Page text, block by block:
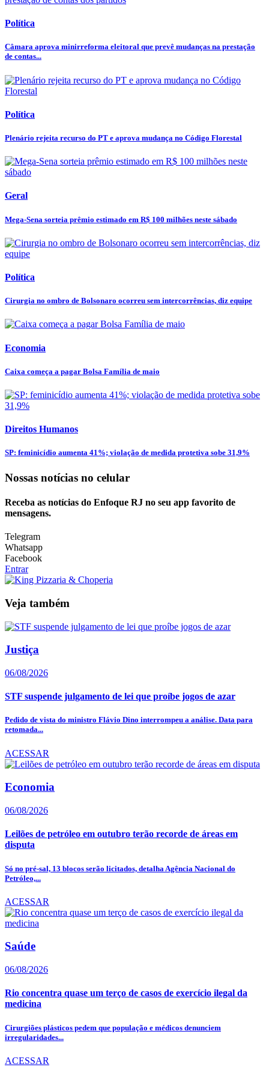
Política
Câmara aprova minirreforma eleitoral que prevê mudanças na prestação
de contas...
Política
Plenário rejeita recurso do PT e aprova mudança no Código Florestal
Geral
Mega-Sena sorteia prêmio estimado em R$ 100 milhões neste sábado
Política
Cirurgia no ombro de Bolsonaro ocorreu sem intercorrências, diz equipe
Economia
Caixa começa a pagar Bolsa Família de maio
Direitos Humanos
SP: feminicídio aumenta 41%; violação de medida protetiva sobe 31,9%
Nossas notícias no celular
Receba as notícias do Enfoque RJ no seu app favorito de
mensagens.
Telegram
Whatsapp
Facebook
Entrar
Veja também
Justiça
06/08/2026
STF suspende julgamento de lei que proíbe jogos de azar
Pedido de vista do ministro Flávio Dino interrompeu a análise. Data para
retomada...
ACESSAR
Economia
06/08/2026
Leilões de petróleo em outubro terão recorde de áreas em
disputa
Só no pré-sal, 13 blocos serão licitados, detalha Agência Nacional do
Petróleo,...
ACESSAR
Saúde
06/08/2026
Rio concentra quase um terço de casos de exercício ilegal da
medicina
Cirurgiões plásticos pedem que população e médicos denunciem
irregularidades...
ACESSAR